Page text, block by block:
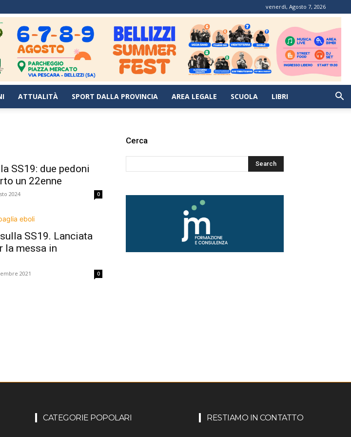
venerdì, Agosto 7, 2026
ATTUALITÀ SPORT DALLA PROVINCIA AREA LEGALE SCUOLA LIBRI
SS19: due pedoni
un 22enne
2024 0
SS19. Lanciata
la messa in
2021 0
Cerca
CATEGORIE POPOLARI RESTIAMO IN CONTATTO